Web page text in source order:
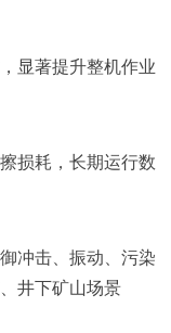
显著提升整机作业
损耗，长期运行数
冲击、振动、污染
井下矿山场景